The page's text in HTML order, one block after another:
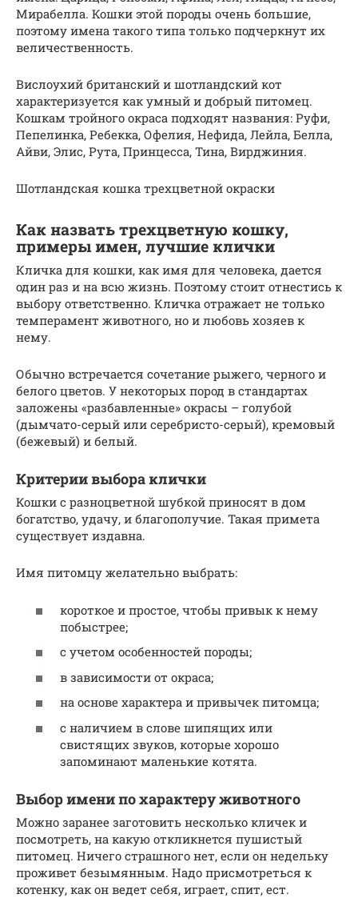
Мирабелла. Кошки этой породы очень большие,
поэтому имена такого типа только подчеркнут их
величественность.
Вислоухий британский и шотландский кот
характеризуется как умный и добрый питомец.
Кошкам тройного окраса подходят названия: Руфи,
Пепелинка, Ребекка, Офелия, Нефида, Лейла, Белла,
Айви, Элис, Рута, Принцесса, Тина, Вирджиния.
Шотландская кошка трехцветной окраски
Как назвать трехцветную кошку,
примеры имен, лучшие клички
Кличка для кошки, как имя для человека, дается
один раз и на всю жизнь. Поэтому стоит отнестись к
выбору ответственно. Кличка отражает не только
темперамент животного, но и любовь хозяев к
нему.
Обычно встречается сочетание рыжего, черного и
белого цветов. У некоторых пород в стандартах
заложены «разбавленные» окрасы – голубой
(дымчато-серый или серебристо-серый), кремовый
(бежевый) и белый.
Критерии выбора клички
Кошки с разноцветной шубкой приносят в дом
богатство, удачу, и благополучие. Такая примета
существует издавна.
Имя питомцу желательно выбрать:
короткое и простое, чтобы привык к нему
побыстрее;
с учетом особенностей породы;
в зависимости от окраса;
на основе характера и привычек питомца;
с наличием в слове шипящих или
свистящих звуков, которые хорошо
запоминают маленькие котята.
Выбор имени по характеру животного
Можно заранее заготовить несколько кличек и
посмотреть, на какую откликнется пушистый
питомец. Ничего страшного нет, если он недельку
проживет безымянным. Надо присмотреться к
котенку, как он ведет себя, играет, спит, ест.